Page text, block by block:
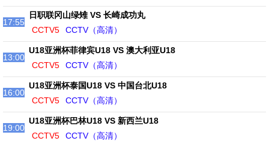
17:55
日职联冈山绿雉 VS 长崎成功丸
CCTV5
CCTV（高清）
13:00
U18亚洲杯菲律宾U18 VS 澳大利亚U18
CCTV5
CCTV（高清）
16:00
U18亚洲杯泰国U18 VS 中国台北U18
CCTV5
CCTV（高清）
19:00
U18亚洲杯巴林U18 VS 新西兰U18
CCTV5
CCTV（高清）